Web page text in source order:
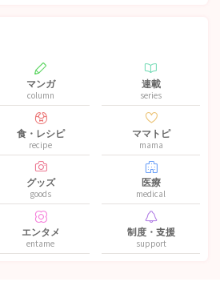
マンガ
column
連載
series
食・レシピ
recipe
ママトピ
mama
グッズ
goods
医療
medical
エンタメ
entame
制度・支援
support